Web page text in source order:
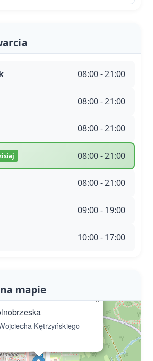
08:00 - 21:00
08:00 - 21:00
08:00 - 21:00
08:00 - 21:00
08:00 - 21:00
09:00 - 19:00
10:00 - 17:00
mapie
Kętrzyńskiego
×